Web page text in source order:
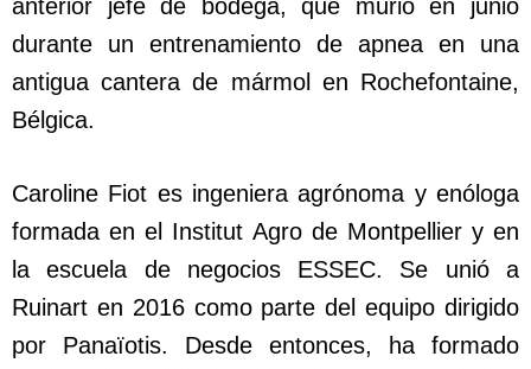
anterior jefe de bodega, que murió en junio
durante un entrenamiento de apnea en una
antigua cantera de mármol en Rochefontaine,
Bélgica.
Caroline Fiot es ingeniera agrónoma y enóloga
formada en el Institut Agro de Montpellier y en
la escuela de negocios ESSEC. Se unió a
Ruinart en 2016 como parte del equipo dirigido
por Panaïotis. Desde entonces, ha formado